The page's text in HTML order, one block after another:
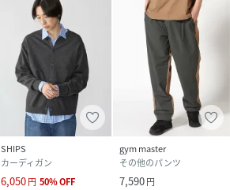
SHIPS
カーディガン
6,050円 50%OFF
gym master
その他のパンツ
7,590円